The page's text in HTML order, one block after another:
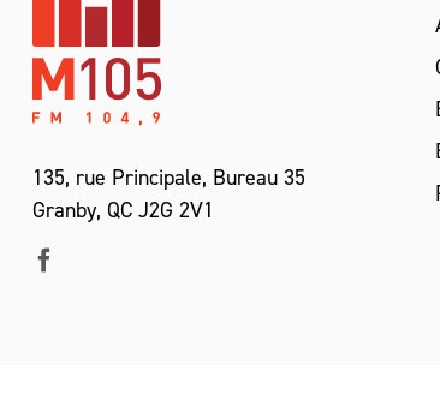
135, rue Principale, Bureau 35
Granby, QC J2G 2V1